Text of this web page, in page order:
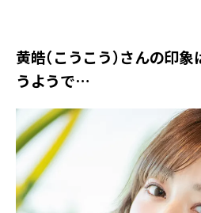
黄皓（こうこう）さんの印
うようで…